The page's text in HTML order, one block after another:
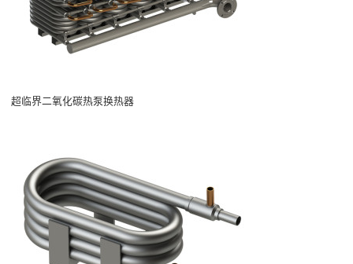
超临界二氧化碳热泵换热器